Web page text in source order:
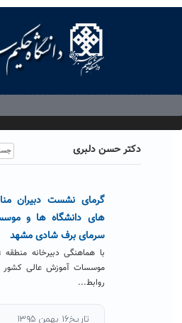
دکتر حسن دلبری
گرمای نشست دبیران
های دانشگاه ها و
سرمای برف شادی مشهد
موسسات آموزش عالی کشور
روابط...
تاریخ۱۶ بهمن ۱۳۹۵